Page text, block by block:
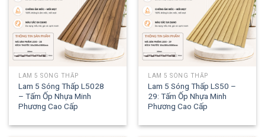
LAM 5 SÓNG THẤP
Lam 5 Sóng Thấp L5028
– Tấm Ốp Nhựa Minh
Phương Cao Cấp
LAM 5 SÓNG THẤP
Lam 5 Sóng Thấp LS50 –
29: Tấm Ốp Nhựa Minh
Phương Cao Cấp